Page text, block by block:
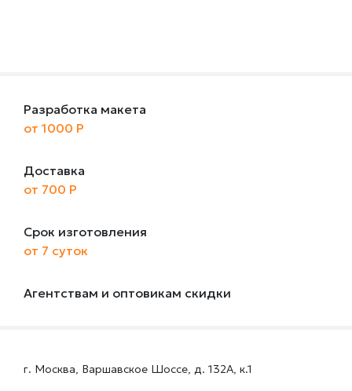
Разработка макета
от 1000 Р
Доставка
от 700 Р
Срок изготовления
от 7 суток
Агентствам и оптовикам скидки
г. Москва, Варшавское Шоссе, д. 132А, к.1